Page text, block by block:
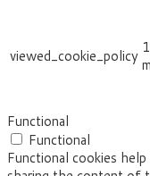
viewed_cookie_policy
Functional
Functional
Functional cookies